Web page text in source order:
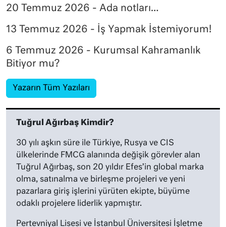
20 Temmuz 2026 - Ada notları…
13 Temmuz 2026 - İş Yapmak İstemiyorum!
6 Temmuz 2026 - Kurumsal Kahramanlık
Bitiyor mu?
Yazarın Tüm Yazıları
Tuğrul Ağırbaş Kimdir?
30 yılı aşkın süre ile Türkiye, Rusya ve CIS
ülkelerinde FMCG alanında değişik görevler alan
Tuğrul Ağırbaş, son 20 yıldır Efes’in global marka
olma, satınalma ve birleşme projeleri ve yeni
pazarlara giriş işlerini yürüten ekipte, büyüme
odaklı projelere liderlik yapmıştır.
Pertevniyal Lisesi ve İstanbul Üniversitesi İşletme